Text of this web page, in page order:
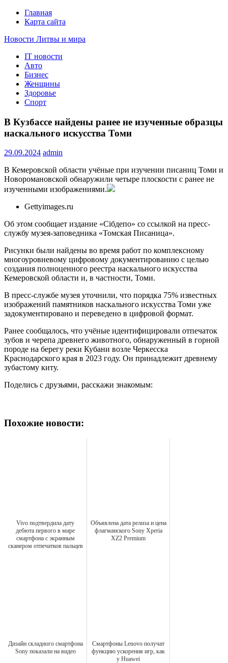
Главная
Карта сайта
Новости Литвы и мира
Свежие события и главные новости часа Литвы и мира на
портале EUROLITVA.RU
IT новости
Авто
Бизнес
Женщины
Здоровье
Спорт
В Кузбассе найдены ранее не изученные образцы
наскального искусства Томи
29.09.2024 admin
В Кемеровской области учёные при изучении писаниц Томи и
Новоромановской обнаружили четыре плоскости с ранее не
изученными изображениями.
Gettyimages.ru
Об этом сообщает издание «Сiбдепо» со ссылкой на пресс-
службу музея-заповедника «Томская Писаница».
Рисунки были найдены во время работ по комплексному
многоуровневому цифровому документированию с целью
создания полноценного реестра наскального искусства
Кемеровской области и, в частности, Томи.
В пресс-службе музея уточнили, что порядка 75% известных
изображений памятников наскального искусства Томи уже
задокументировано и переведено в цифровой формат.
Ранее сообщалось, что учёные идентифицировали отпечаток
зубов и черепа древнего животного, обнаруженный в горной
породе на берегу реки Кубани возле Черкесска
Краснодарского края в 2023 году. Он принадлежит древнему
зубастому киту.
Поделись с друзьями, расскажи знакомым:
Похожие новости:
Vivo подтвердила дату
дебюта первого в мире
смартфона с экранным
сканером отпечатков пальцев
Объявлена дата релиза и цена
флагманского Sony Xperia
XZ2 Premium
Дизайн складного смартфона
Sony показали на видео
Смартфоны Lenovo получат
функцию ускорения игр, как
у Huawei